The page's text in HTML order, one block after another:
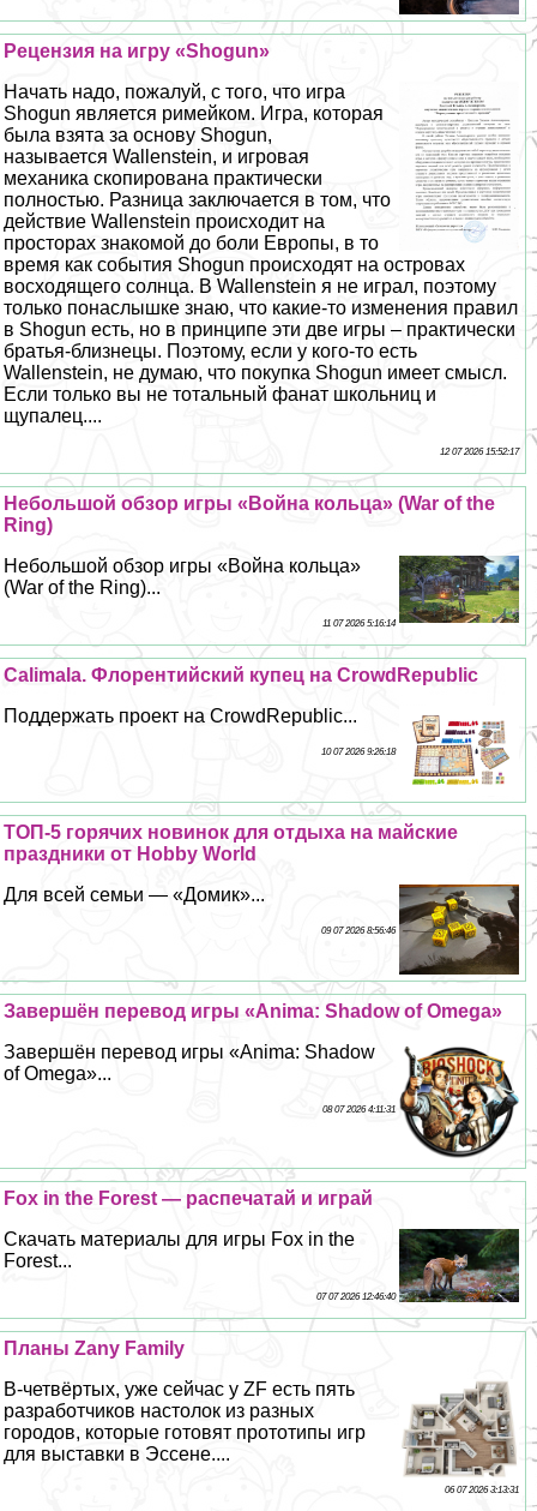
Рецензия на игру «Shogun»
Начать надо, пожалуй, с того, что игра
Shogun является римейком. Игра, которая
была взята за основу Shogun,
называется Wallenstein, и игровая
механика скопирована пpaктически
полностью. Разница заключается в том, что
действие Wallenstein происходит на
просторах знакомой до боли Европы, в то
время как события Shogun происходят на островах
восходящего солнца. В Wallenstein я не играл, поэтому
только понаслышке знаю, что какие-то изменения правил
в Shogun есть, но в принципе эти две игры – пpaктически
братья-близнецы. Поэтому, если у кого-то есть
Wallenstein, не думаю, что покупка Shogun имеет смысл.
Если только вы не тотальный фанат школьниц и
щупалец....
12 07 2026 15:52:17
Небольшой обзор игры «Война кольца» (War of the
Ring)
Небольшой обзор игры «Война кольца»
(War of the Ring)...
11 07 2026 5:16:14
Calimala. Флорентийский купец на CrowdRepublic
Поддержать проект на CrowdRepublic...
10 07 2026 9:26:18
ТОП-5 горячих новинок для отдыха на майские
праздники от Hobby World
Для всей семьи — «Домик»...
09 07 2026 8:56:46
Завершён перевод игры «Anima: Shadow of Omega»
Завершён перевод игры «Anima: Shadow
of Omega»...
08 07 2026 4:11:31
Fox in the Forest — распечатай и играй
Скачать материалы для игры Fox in the
Forest...
07 07 2026 12:46:40
Планы Zany Family
В-четвёртых, уже сейчас у ZF есть пять
разработчиков настолок из разных
городов, которые готовят прототипы игр
для выставки в Эссене....
06 07 2026 3:13:31